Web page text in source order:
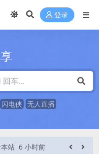
登录
闪电侠 无人直播
站 6 小时前